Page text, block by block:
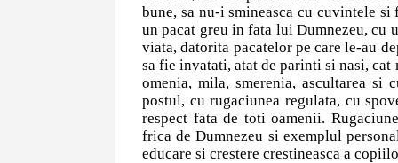
bune, sa nu-i smineasca cu cuvintele
un pacat greu in fata lui Dumnezeu,
viata, datorita pacatelor pe care le-au
sa fie invatati, atat de parinti si nasi,
omenia, mila, smerenia, ascultarea
postul, cu rugaciunea regulata, cu
respect fata de toti oamenii.
frica de Dumnezeu si exemplul
educare si crestere crestineasca a